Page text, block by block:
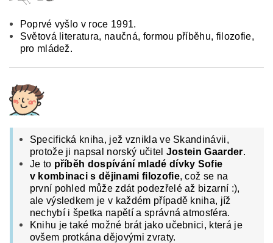
Poprvé vyšlo v roce 1991.
Světová literatura, naučná, formou příběhu, filozofie,
pro mládež.
Specifická kniha, jež vznikla ve Skandinávii,
protože ji napsal norský učitel Jostein Gaarder.
Je to příběh dospívání mladé dívky Sofie
v kombinaci s dějinami filozofie, což se na
první pohled může zdát podezřelé až bizarní :),
ale výsledkem je v každém případě kniha, jíž
nechybí i špetka napětí a správná atmosféra.
Knihu je také možné brát jako učebnici, která je
ovšem protkána dějovými zvraty.